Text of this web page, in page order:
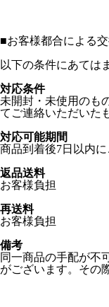
■お客様都合による
以下の条件にあては
対応条件
未開封・未使用のも
てご連絡いただいた
対応可能期間
商品到着後7日以内
返品送料
お客様負担
再送料
お客様負担
備考
同一商品の手配が不
がございます。その